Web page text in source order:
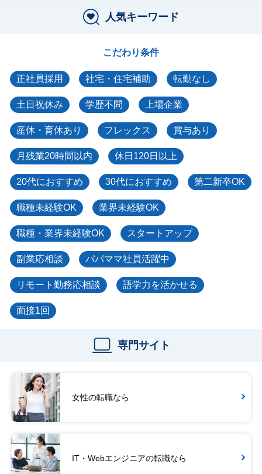
人気キーワード
こだわり条件
正社員採用 社宅・住宅補助 転勤なし
土日祝休み 学歴不問 上場企業
産休・育休あり フレックス 賞与あり
月残業20時間以内 休日120日以上
20代におすすめ 30代におすすめ 第二新卒OK
職種未経験OK 業界未経験OK
職種・業界未経験OK スタートアップ
副業応相談 パパママ社員活躍中
リモート勤務応相談 語学力を活かせる
面接1回
専門サイト
女性の転職なら
IT・Webエンジニアの転職なら